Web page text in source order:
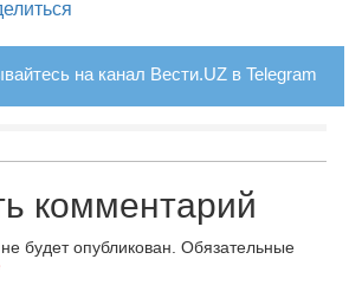
на канал Вести.UZ в Telegram
комментарий
будет опубликован. Обязательные